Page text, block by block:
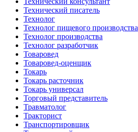
Технический писатель
Технолог
Технолог пищевого производства
Технолог производства
Технолог разработчик
Товаровед
Товаровед-оценщик
Токарь
Токарь расточник
Токарь универсал
Торговый представитель
Травматолог
Тракторист
Транспортировщик